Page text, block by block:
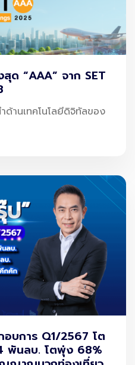
ถึงไม่ควร
ใช้ฟ้าทะลายโจร
ารกพิการได้ และที่สำคัญที่
ยโจร ไม่สามารถป้องกันการ
รับประทาน ยาฟ้าทะลายโจร
ได้เช่นกันครับ
ระทานอยู่เดิม หรือรับประทาน
ด “AAA” จาก SET
ด้านเทคโนโลยีดิจิทัลของ
อบการ Q1/2567 โต
พันลบ. โตพุ่ง 68%